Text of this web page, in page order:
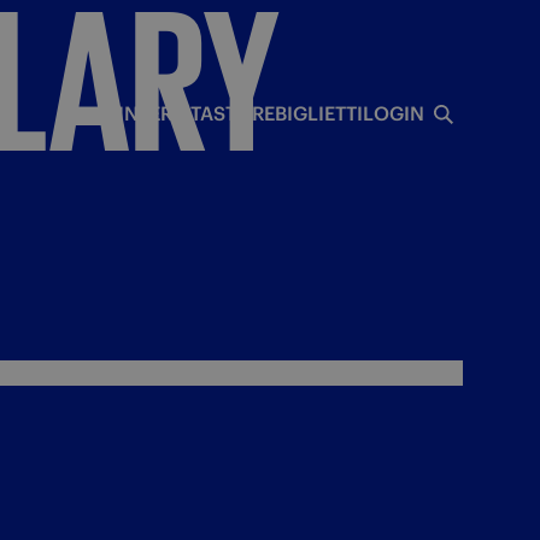
INTERISTASTOREBIGLIETTILOGIN